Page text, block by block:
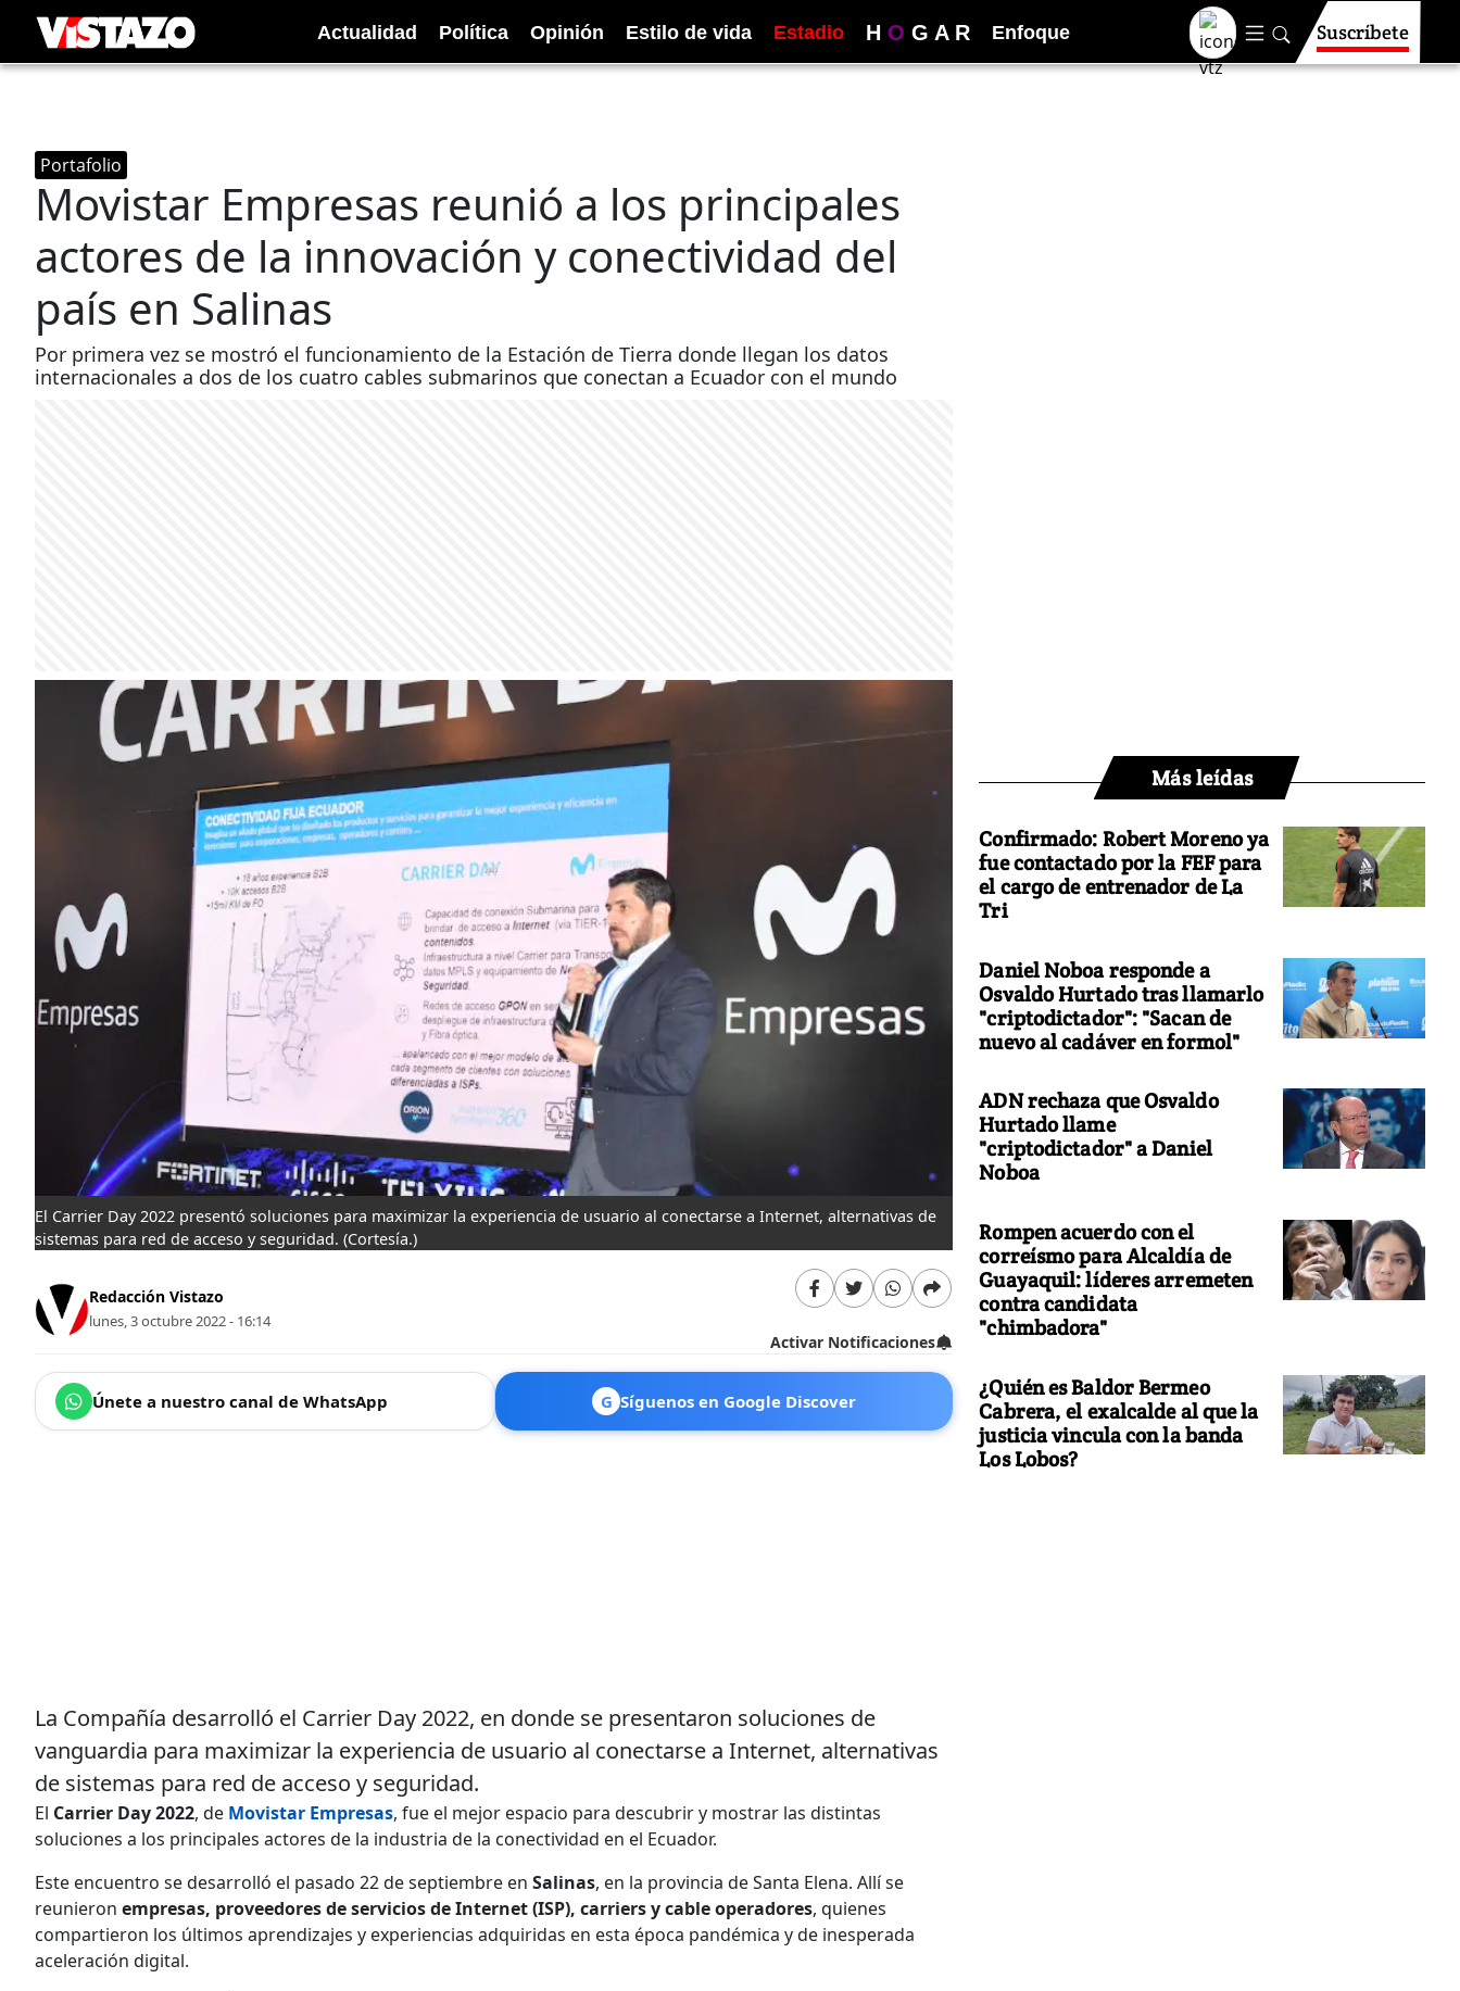
Actualidad Política Opinión Estilo de vida Estadio H O G A R Enfoque Suscríbete
Portafolio
Movistar Empresas reunió a los principales
actores de la innovación y conectividad del
país en Salinas
Por primera vez se mostró el funcionamiento de la Estación de Tierra donde llegan los datos
internacionales a dos de los cuatro cables submarinos que conectan a Ecuador con el mundo
El Carrier Day 2022 presentó soluciones para maximizar la experiencia de usuario al conectarse a Internet, alternativas de
sistemas para red de acceso y seguridad. (Cortesía.)
Redacción Vistazo
lunes, 3 octubre 2022 - 16:14
Activar Notificaciones
Únete a nuestro canal de WhatsApp G Síguenos en Google Discover
La Compañía desarrolló el Carrier Day 2022, en donde se presentaron soluciones de
vanguardia para maximizar la experiencia de usuario al conectarse a Internet, alternativas
de sistemas para red de acceso y seguridad.
El Carrier Day 2022, de Movistar Empresas, fue el mejor espacio para descubrir y mostrar las distintas
soluciones a los principales actores de la industria de la conectividad en el Ecuador.
Este encuentro se desarrolló el pasado 22 de septiembre en Salinas, en la provincia de Santa Elena. Allí se
reunieron empresas, proveedores de servicios de Internet (ISP), carriers y cable operadores, quienes
compartieron los últimos aprendizajes y experiencias adquiridas en esta época pandémica y de inesperada
aceleración digital.
Más leídas
Confirmado: Robert Moreno ya
fue contactado por la FEF para
el cargo de entrenador de La
Tri
Daniel Noboa responde a
Osvaldo Hurtado tras llamarlo
"criptodictador": "Sacan de
nuevo al cadáver en formol"
ADN rechaza que Osvaldo
Hurtado llame
"criptodictador" a Daniel
Noboa
Rompen acuerdo con el
correísmo para Alcaldía de
Guayaquil: líderes arremeten
contra candidata
"chimbadora"
¿Quién es Baldor Bermeo
Cabrera, el exalcalde al que la
justicia vincula con la banda
Los Lobos?